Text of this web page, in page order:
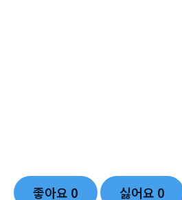
좋아요 0 싫어요 0